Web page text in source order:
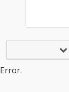
Error.